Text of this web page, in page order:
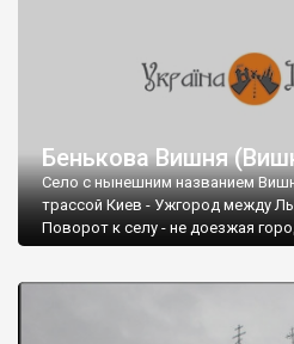
Бенькова Вишня
Село с нынешним названием
трассой Киев - Ужгород между
Поворот к селу - не доезжая